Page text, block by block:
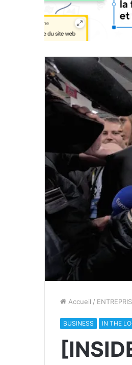
Accueil /
BUSINESS IN THE